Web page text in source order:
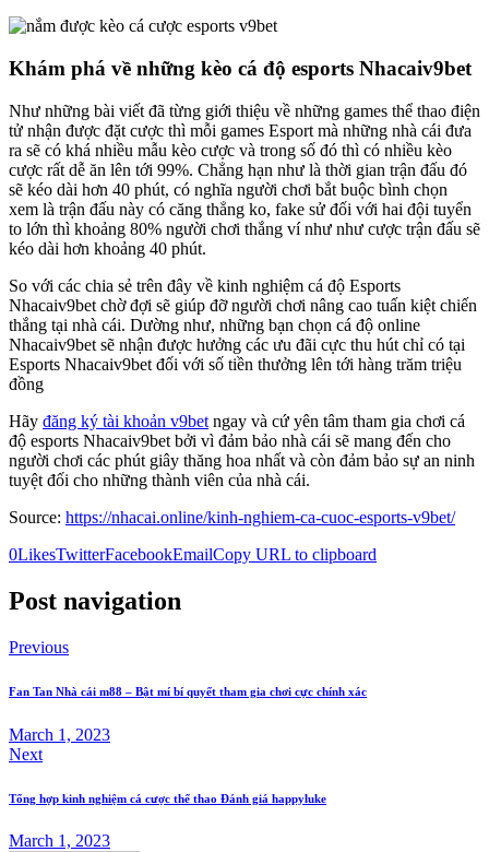
Khám phá về những kèo cá độ esports Nhacaiv9bet
Như những bài viết đã từng giới thiệu về những games thể thao điện
tử nhận được đặt cược thì mỗi games Esport mà những nhà cái đưa
ra sẽ có khá nhiều mẫu kèo cược và trong số đó thì có nhiều kèo
cược rất dễ ăn lên tới 99%. Chẳng hạn như là thời gian trận đấu đó
sẽ kéo dài hơn 40 phút, có nghĩa người chơi bắt buộc bình chọn
xem là trận đấu này có căng thẳng ko, fake sử đối với hai đội tuyển
to lớn thì khoảng 80% người chơi thắng ví như như cược trận đấu sẽ
kéo dài hơn khoảng 40 phút.
So với các chia sẻ trên đây về kinh nghiệm cá độ Esports
Nhacaiv9bet chờ đợi sẽ giúp đỡ người chơi nâng cao tuấn kiệt chiến
thắng tại nhà cái. Dường như, những bạn chọn cá độ online
Nhacaiv9bet sẽ nhận được hưởng các ưu đãi cực thu hút chỉ có tại
Esports Nhacaiv9bet đối với số tiền thưởng lên tới hàng trăm triệu
đồng
Hãy đăng ký tài khoản v9bet ngay và cứ yên tâm tham gia chơi cá
độ esports Nhacaiv9bet bởi vì đảm bảo nhà cái sẽ mang đến cho
người chơi các phút giây thăng hoa nhất và còn đảm bảo sự an ninh
tuyệt đối cho những thành viên của nhà cái.
Source: https://nhacai.online/kinh-nghiem-ca-cuoc-esports-v9bet/
0LikesTwitterFacebookEmailCopy URL to clipboard
Post navigation
Previous
Fan Tan Nhà cái m88 – Bật mí bí quyết tham gia chơi cực chính xác
March 1, 2023
Next
Tổng hợp kinh nghiệm cá cược thể thao Đánh giá happyluke
March 1, 2023